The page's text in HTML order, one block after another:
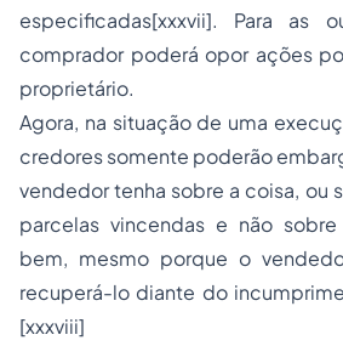
especificadas[xxxvii]. Para as
comprador poderá opor ações
proprietário.
Agora, na situação de uma
credores somente poderão
vendedor tenha sobre a coisa, ou
parcelas vincendas e não
bem, mesmo porque o
recuperá-lo diante do
[xxxviii]